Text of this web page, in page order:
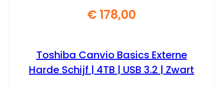
€178,00
Toshiba Canvio Basics Externe
Harde Schijf | 4TB | USB 3.2 | Zwart